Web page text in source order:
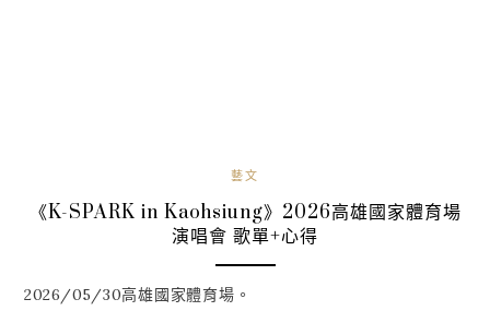
藝文
《K-SPARK in Kaohsiung》2026高雄國家體育場
演唱會 歌單+心得
2026/05/30高雄國家體育場。